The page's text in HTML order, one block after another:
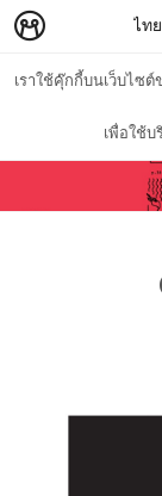
เราใช้คุ๊กกี้บนเว็บไซ
เพื่อใช้บ
ไท